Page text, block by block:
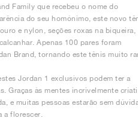
Family que recebeu o nome do
do seu homónimo, este novo
e nylon, seções roxas na biqueira,
Apenas 100 pares foram
Brand, tornando este tênis muito
Jordan 1 exclusivos podem ter a
Graças às mentes incrivelmente
e muitas pessoas estarão sem
a florescer.